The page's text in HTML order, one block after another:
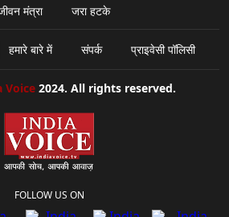
मंत्रा
जरा हटके
हमारे बारे में संपर्क प्राइवेसी पॉलिसी
Voice 2024. All rights reserved.
FOLLOW US ON